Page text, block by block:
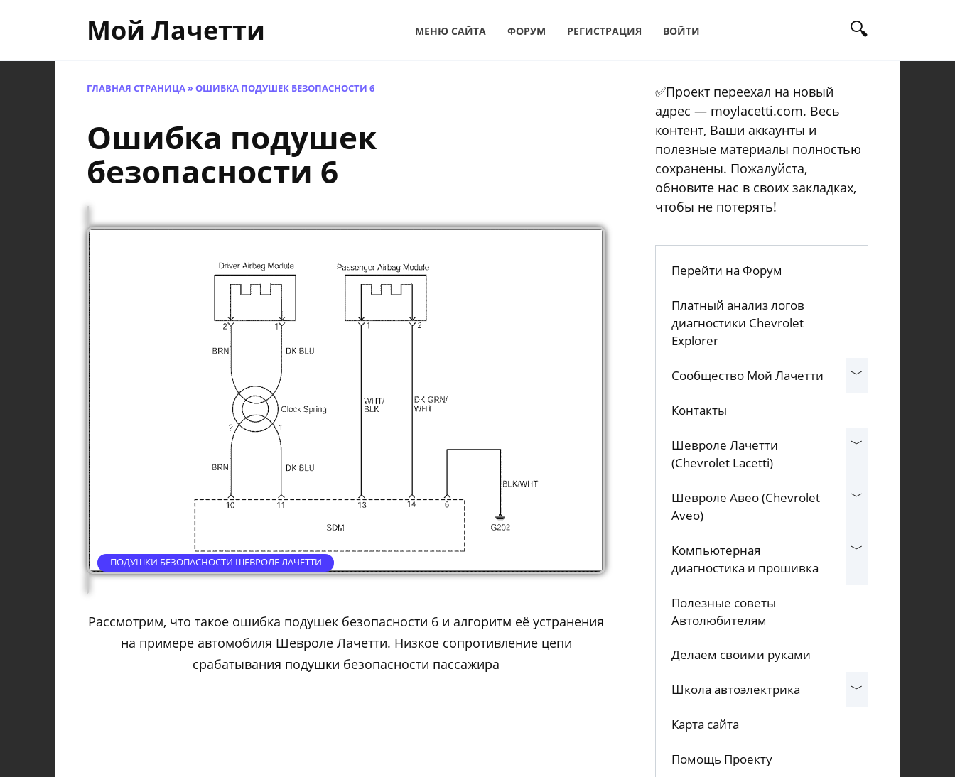
Мой Лачетти МЕНЮ САЙТА ФОРУМ РЕГИСТРАЦИЯ ВОЙТИ
ГЛАВНАЯ СТРАНИЦА»ОШИБКА ПОДУШЕК БЕЗОПАСНОСТИ 6
Ошибка подушек
безопасности 6
ПОДУШКИ БЕЗОПАСНОСТИ ШЕВРОЛЕ ЛАЧЕТТИ
Рассмотрим, что такое ошибка подушек безопасности 6 и алгоритм её устранения
на примере автомобиля Шевроле Лачетти. Низкое сопротивление цепи
срабатывания подушки безопасности пассажира
✅Проект переехал на новый
адрес — moylacetti.com. Весь
контент, Ваши аккаунты и
полезные материалы полностью
сохранены. Пожалуйста,
обновите нас в своих закладках,
чтобы не потерять!
Перейти на Форум
Платный анализ логов
диагностики Chevrolet
Explorer
Сообщество Мой Лачетти
Контакты
Шевроле Лачетти
(Chevrolet Lacetti)
Шевроле Авео (Chevrolet
Aveo)
Компьютерная
диагностика и прошивка
Полезные советы
Автолюбителям
Делаем своими руками
Школа автоэлектрика
Карта сайта
Помощь Проекту